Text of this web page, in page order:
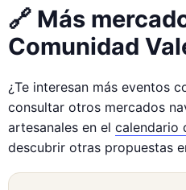
🔗 Más
Comunidad
¿Te interesan más eventos
consultar otros mercados
artesanales en el calendario
descubrir otras propuestas